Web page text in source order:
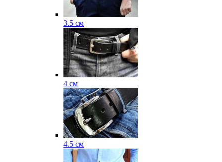
3.5 см
4 см
4.5 см